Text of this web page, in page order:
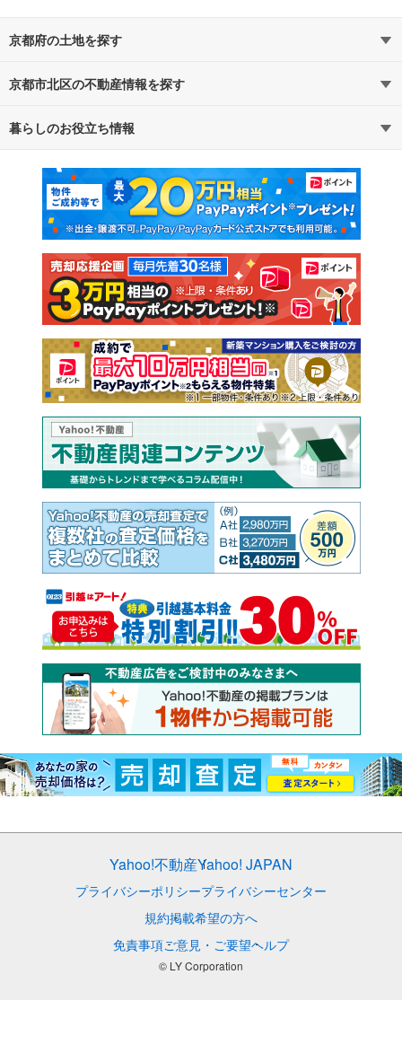
京都府の土地を探す
路線・駅から探す
通勤・通学時間から探す
京都市北区の不動産情報を探す
不動産・住宅
新築マンション 中古マンション
新築一戸建て 中古一戸建て
注文住宅 土地
売却査定
暮らしのお役立ち情報
マンションカタログ 教えて！住まいの先生
Yahoo!不動産Yahoo! JAPAN
プライバシーポリシープライバシーセンター
規約掲載希望の方へ
免責事項ご意見・ご要望ヘルプ
© LY Corporation